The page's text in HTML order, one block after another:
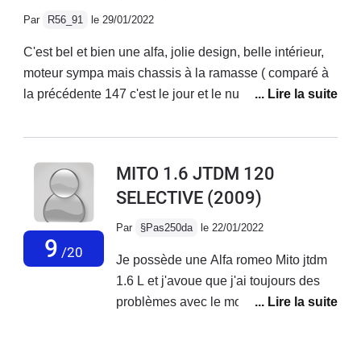
confortable.Très belle sonorité qui donne envie
d'accélerer, même avec la ligne d'origine.Enfin
magnifique design, c'est une voiture très belle à
regarder.
Par R56_91 le 29/01/2022
C'est bel et bien une alfa, jolie design, belle intérieur,
moteur sympa mais chassis à la ramasse ( comparé à
la précédente 147 c'est le jour et le nuit...) Fiabilité à
km...).Je ne l'ai finalement gardé seulement 1 an.2000
du haut moteur (multi air) et entretien classique suite à
quoi une conductrice à gentiment mis fin à mes
souffrances en me refusant une priorité... RIP la mito :)
9 /20
MITO 1.6 JTDM 120
SELECTIVE (2009)
Par §Pas250da le 22/01/2022
Je possède une Alfa romeo Mito jtdm
1.6 L et j'avoue que j'ai toujours des
problèmes avec le moteur au quel